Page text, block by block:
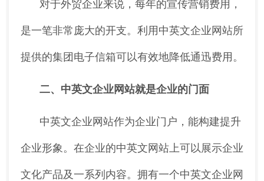
对于外贸企业来说，每年的宣传营销费用，
是一笔非常庞大的开支。利用中英文企业网站所
提供的集团电子信箱可以有效地降低通迅费用。
二、中英文企业网站就是企业的门面
中英文企业网站作为企业门户，能构建提升
企业形象。在企业的中英文网站上可以展示企业
文化产品及一系列内容。拥有一个中英文企业网